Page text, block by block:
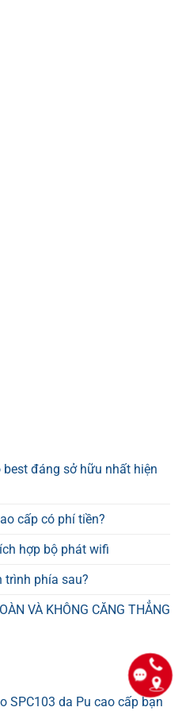
đáng sở hữu nhất hiện
cấp có phí tiền?
hợp bộ phát wifi
trình phía sau?
VÀ KHÔNG CĂNG THẲNG
SPC103 da Pu cao cấp bạn